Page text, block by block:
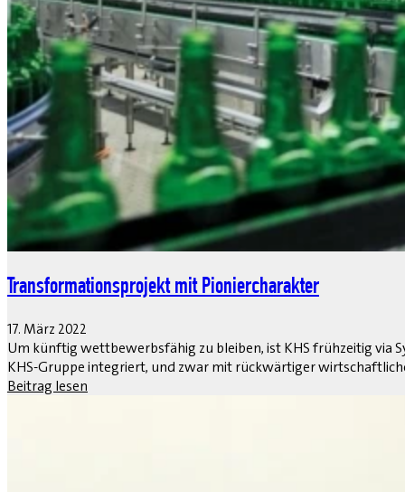
Transformationsprojekt mit Pioniercharakter
17. März 2022
Um künftig wettbewerbsfähig zu bleiben, ist KHS frühzeitig via
KHS-Gruppe integriert, und zwar mit rückwärtiger
Beitrag lesen